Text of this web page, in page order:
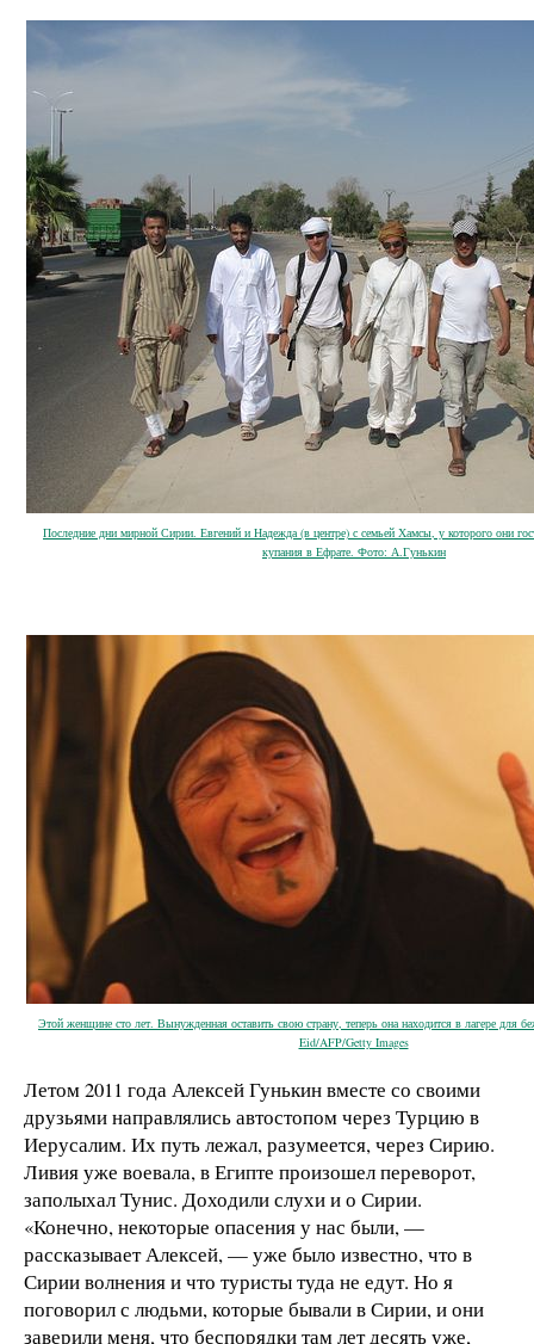
Последние дни мирной Сирии. Евгений и Надежда (в центре) с семьей Хамсы, у которого они
купания в Ефрате. Фото: А.Гунькин
Этой женщине сто лет. Вынужденная оставить свою страну, теперь она находится в лагере для
Eid/AFP/Getty Images
Летом 2011 года Алексей Гунькин вместе со своими
друзьяминаправлялись автостопом через Турцию в
Иерусалим. Их путь лежал, разумеется, через Сирию.
Ливия уже воевала, в Египте произошел переворот,
заполыхал Тунис. Доходили слухи и о Сирии.
«Конечно, некоторые опасения у нас были, —
рассказывает Алексей,—уже было известно, что в
Сирии волнения и что туристы туда не едут. Но я
поговорил с людьми, которые бывали в Сирии, и они
заверили меня, что беспорядки там лет десять уже,